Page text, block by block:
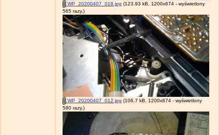
WP_20200407_018.jpg (123.93 kB, 1200x674 - wyświetlony
565 razy.)
WP_20200407_012.jpg (106.7 kB, 1200x674 - wyświetlony
580 razy.)